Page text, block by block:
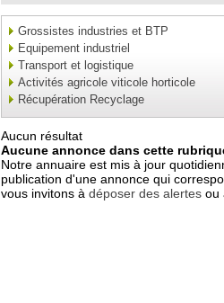
Grossistes industries et BTP
Equipement industriel
Transport et logistique
Activités agricole viticole horticole
Récupération Recyclage
Aucun résultat
Aucune annonce dans cette
Notre annuaire est mis à jour
publication d'une annonce qui
vous invitons à déposer des alertes ou